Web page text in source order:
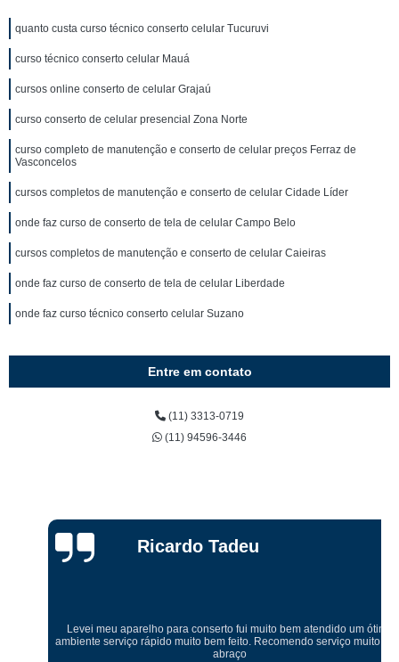
quanto custa curso técnico conserto celular Tucuruvi
curso técnico conserto celular Mauá
cursos online conserto de celular Grajaú
curso conserto de celular presencial Zona Norte
curso completo de manutenção e conserto de celular preços Ferraz de
Vasconcelos
cursos completos de manutenção e conserto de celular Cidade Líder
onde faz curso de conserto de tela de celular Campo Belo
cursos completos de manutenção e conserto de celular Caieiras
onde faz curso de conserto de tela de celular Liberdade
onde faz curso técnico conserto celular Suzano
Entre em contato
(11) 3313-0719
(11) 94596-3446
Ricardo Tadeu
Levei meu aparelho para conserto fui muito bem atendido um ótimo
ambiente serviço rápido muito bem feito. Recomendo serviço muito bom
abraço